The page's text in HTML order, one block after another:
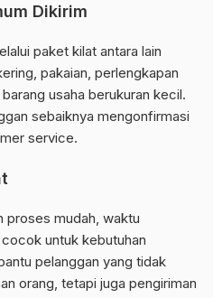
Dikirim
paket kilat antara lain
pakaian, perlengkapan
usaha berukuran kecil.
sebaiknya mengonfirmasi
service.
proses mudah, waktu
untuk kebutuhan
pelanggan yang tidak
orang, tetapi juga pengiriman